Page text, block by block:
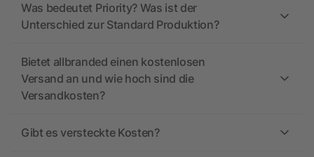
Was bedeutet Priority? Was ist der
Unterschied zur Standard Produktion?
Bietet allbranded einen kostenlosen
Versand an und wie hoch sind die
Versandkosten?
Gibt es versteckte Kosten?